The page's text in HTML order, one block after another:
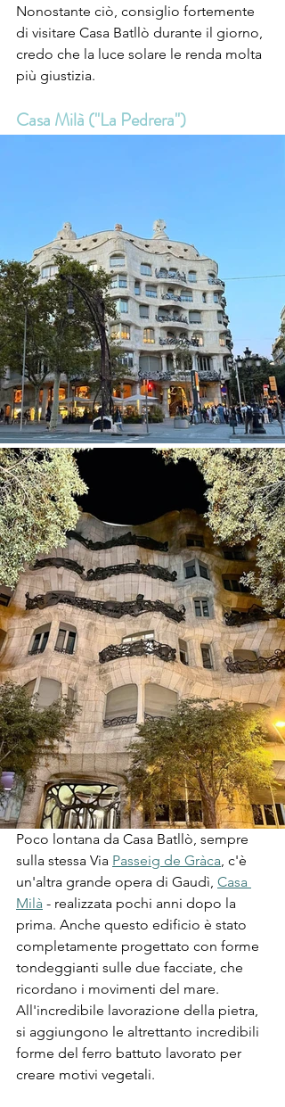
Nonostante ciò, consiglio fortemente
di visitare Casa Batllò durante il giorno,
credo che la luce solare le renda molta
più giustizia.
Casa Milà ("La Pedrera")
Poco lontana da Casa Batllò, sempre
sulla stessa Via Passeig de Gràca , c'è
un'altra grande opera di Gaudì, Casa
Milà - realizzata pochi anni dopo la
prima. Anche questo edificio è stato
completamente progettato con forme
tondeggianti sulle due facciate, che
ricordano i movimenti del mare.
All'incredibile lavorazione della pietra,
si aggiungono le altrettanto incredibili
forme del ferro battuto lavorato per
creare motivi vegetali.